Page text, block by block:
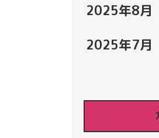
2025年8月
2025年7月